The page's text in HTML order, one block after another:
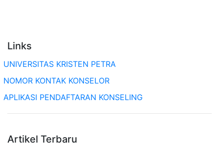
Links
UNIVERSITAS KRISTEN PETRA
NOMOR KONTAK KONSELOR
APLIKASI PENDAFTARAN KONSELING
Artikel Terbaru